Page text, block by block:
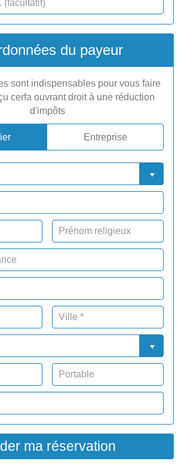
du payeur
sont indispensables pour vous faire
cerfa ouvrant droit à une réduction
d'impôts
Entreprise
ma réservation